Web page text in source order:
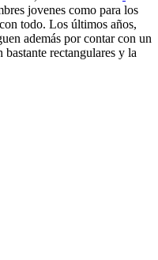
jovenes como para los
todo. Los últimos años,
además por contar con un
bastante rectangulares y la